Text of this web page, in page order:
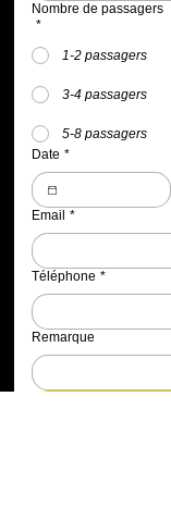
Nombre de passagers
*
1-2 passagers
3-4 passagers
5-8 passagers
Date *
Email *
Téléphone *
Remarque